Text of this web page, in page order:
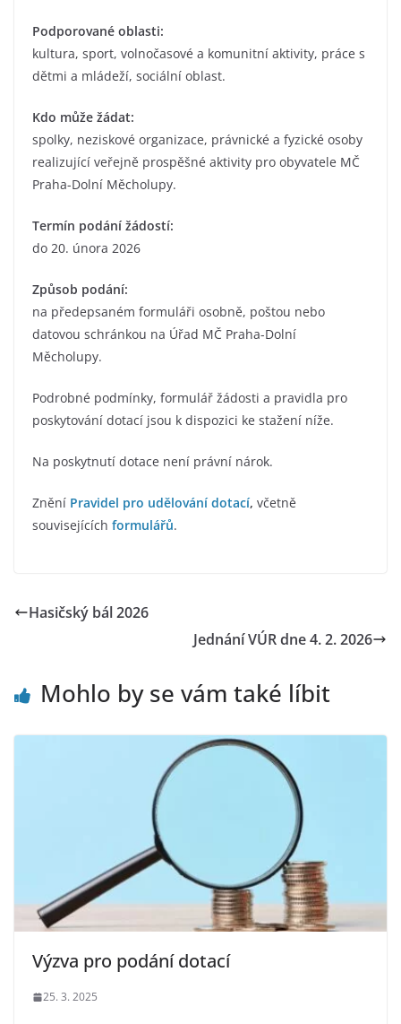
Podporované oblasti:
kultura, sport, volnočasové a komunitní aktivity, práce s
dětmi a mládeží, sociální oblast.
Kdo může žádat:
spolky, neziskové organizace, právnické a fyzické osoby
realizující veřejně prospěšné aktivity pro obyvatele MČ
Praha-Dolní Měcholupy.
Termín podání žádostí:
do 20. února 2026
Způsob podání:
na předepsaném formuláři osobně, poštou nebo
datovou schránkou na Úřad MČ Praha-Dolní
Měcholupy.
Podrobné podmínky, formulář žádosti a pravidla pro
poskytování dotací jsou k dispozici ke stažení níže.
Na poskytnutí dotace není právní nárok.
Znění Pravidel pro udělování dotací, včetně
souvisejících formulářů.
Hasičský bál 2026
Jednání VÚR dne 4. 2. 2026
Mohlo by se vám také líbit
Výzva pro podání dotací
25. 3. 2025